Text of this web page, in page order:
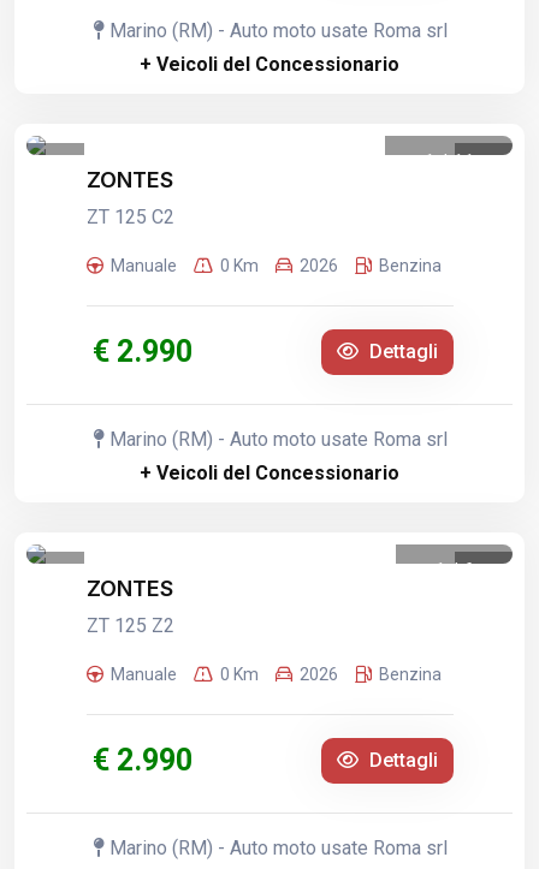
Marino (RM) - Auto moto usate Roma srl
+ Veicoli del Concessionario
1 /11
ZONTES
ZT 125 C2
Manuale 0 Km 2026 Benzina
€ 2.990 Dettagli
Marino (RM) - Auto moto usate Roma srl
+ Veicoli del Concessionario
1 /6
ZONTES
ZT 125 Z2
Manuale 0 Km 2026 Benzina
€ 2.990 Dettagli
Marino (RM) - Auto moto usate Roma srl